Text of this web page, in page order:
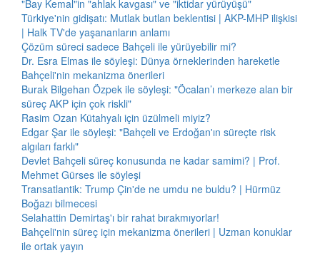
"Bay Kemal"in "ahlak kavgası" ve "iktidar yürüyüşü"
Türkiye'nin gidişatı: Mutlak butlan beklentisi | AKP-MHP ilişkisi
| Halk TV'de yaşananların anlamı
Çözüm süreci sadece Bahçeli ile yürüyebilir mi?
Dr. Esra Elmas ile söyleşi: Dünya örneklerinden hareketle
Bahçeli'nin mekanizma önerileri
Burak Bilgehan Özpek ile söyleşi: "Öcalan’ı merkeze alan bir
süreç AKP için çok riskli"
Rasim Ozan Kütahyalı için üzülmeli miyiz?
Edgar Şar ile söyleşi: "Bahçeli ve Erdoğan'ın süreçte risk
algıları farklı"
Devlet Bahçeli süreç konusunda ne kadar samimi? | Prof.
Mehmet Gürses ile söyleşi
Transatlantik: Trump Çin'de ne umdu ne buldu? | Hürmüz
Boğazı bilmecesi
Selahattin Demirtaş'ı bir rahat bırakmıyorlar!
Bahçeli'nin süreç için mekanizma önerileri | Uzman konuklar
ile ortak yayın